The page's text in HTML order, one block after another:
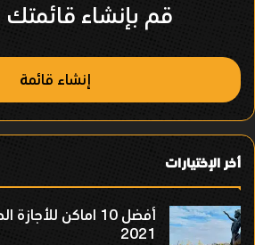
قم بإنشاء قائمتك
إنشاء قائمة
أخر الإختيارات
أفضل 10 اماكن
2021